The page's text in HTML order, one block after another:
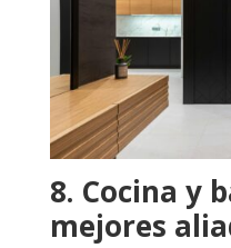
8. Cocina y
mejores